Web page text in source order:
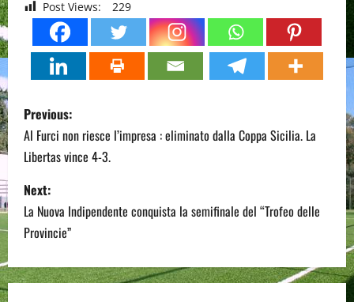
Post Views: 229
P
o
s
t
n
a
Previous:
Al Furci non riesce l’impresa : eliminato dalla Coppa Sicilia. La
Libertas vince 4-3.
Next:
La Nuova Indipendente conquista la semifinale del “Trofeo delle
Provincie”